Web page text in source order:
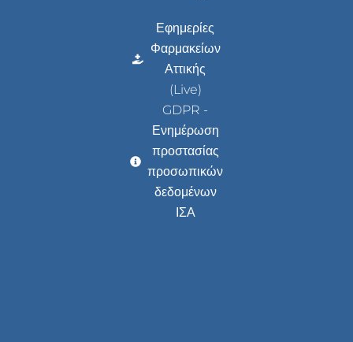
Εφημερίες
Φαρμακείων
Αττικής
(Live)
GDPR -
Ενημέρωση
προστασίας
προσωπικών
δεδομένων
ΙΣΑ